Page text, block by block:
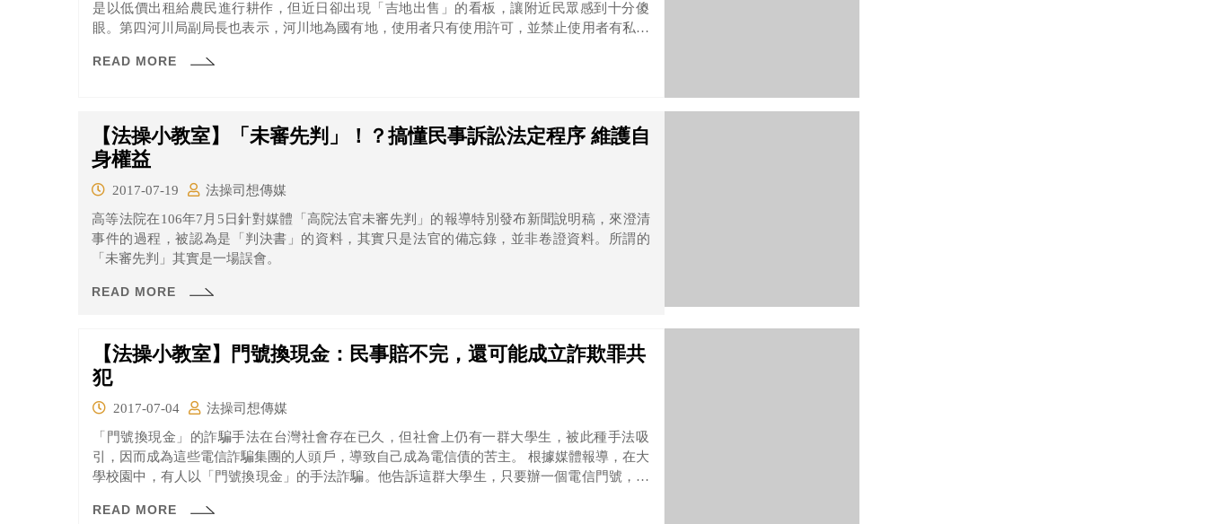
是以低價出租給農民進行耕作，但近日卻出現「吉地出售」的看板，讓附近民眾感到十分傻
眼。第四河川局副局長也表示，河川地為國有地，使用者只有使用許可，並禁止使用者有私下
READ MORE
【法操小教室】「未審先判」！？搞懂民事訴訟法定程序 維護自
身權益
2017-07-19
法操司想傳媒
高等法院在106年7月5日針對媒體「高院法官未審先判」的報導特別發布新聞說明稿，來澄清
事件的過程，被認為是「判決書」的資料，其實只是法官的備忘錄，並非卷證資料。所謂的
「未審先判」其實是一場誤會。
READ MORE
【法操小教室】門號換現金：民事賠不完，還可能成立詐欺罪共
犯
2017-07-04
法操司想傳媒
「門號換現金」的詐騙手法在台灣社會存在已久，但社會上仍有一群大學生，被此種手法吸
引，因而成為這些電信詐騙集團的人頭戶，導致自己成為電信債的苦主。 根據媒體報導，在大
學校園中，有人以「門號換現金」的手法詐騙。他告訴這群大學生，只要辦一個電信門號，就
提供500至1000元的獎金，讓大學生們呼朋引伴的來辦門號。
READ MORE